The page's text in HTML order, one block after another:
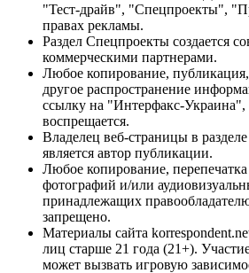
"Тест-драйв", "Спецпроекты",
правах рекламы.
Раздел Спецпроекты создается
коммерческими партнерами.
Любое копирование,
другое распространение
ссылку на "Интерфакс-Украина",
воспрещается.
Владелец веб-страницы в
является автор публикации.
Любое копирование,
фотографий и/или
принадлежащих
запрещено.
Материалы сайта
лиц старше 21 года (21+).
может вызвать игровую